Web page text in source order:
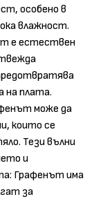
особено в
влажност.
е естествен
на плата.
може да
които се
Тези вълни
и
Графенът има
за